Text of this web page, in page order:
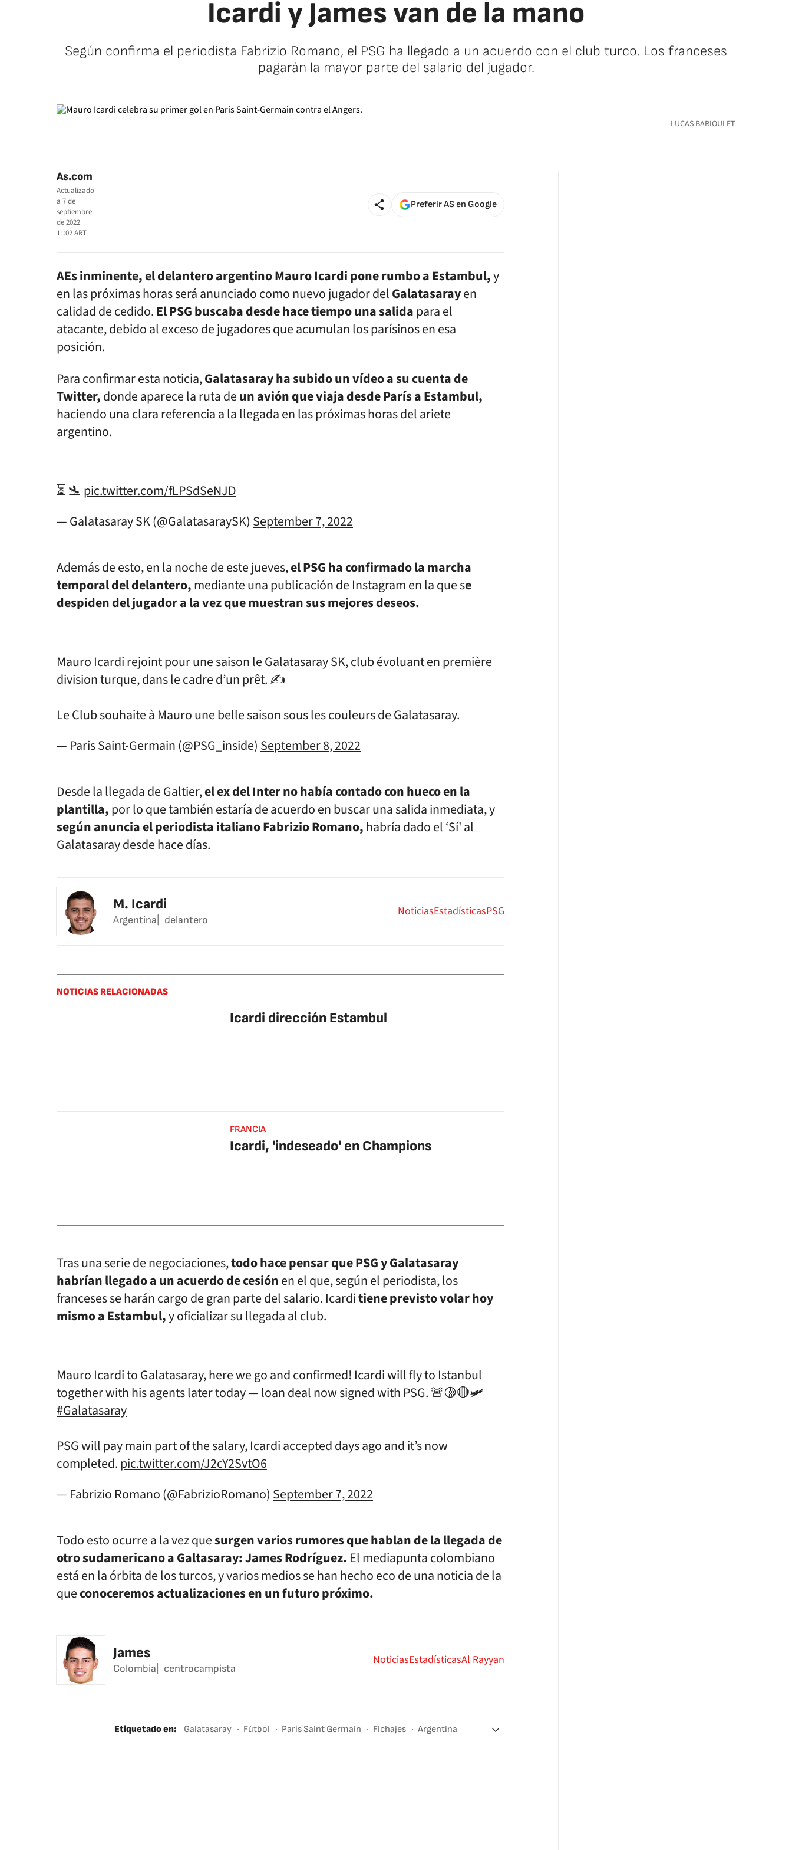
Icardi y James van de la mano
Según confirma el periodista Fabrizio Romano, el PSG ha llegado a un acuerdo con el club turco. Los franceses
pagarán la mayor parte del salario del jugador.
LUCAS BARIOULET
As.com
Actualizado
a 7 de
septiembre
de 2022
11:02ART
Preferir AS en Google
AEs inminente, el delantero argentino Mauro Icardi pone rumbo a Estambul,y
en las próximas horas será anunciado como nuevo jugador delGalatasarayen
calidad de cedido.El PSG buscaba desde hace tiempo una salidapara el
atacante, debido al exceso de jugadores que acumulan los parísinos en esa
posición.
Para confirmar esta noticia,Galatasaray ha subido un vídeo a su cuenta de
Twitter,donde aparece la ruta deun avión que viaja desde París a Estambul,
haciendo una clara referencia a la llegada en las próximas horas del ariete
argentino.
⏳ 🛬 pic.twitter.com/fLPSdSeNJD
— Galatasaray SK (@GalatasaraySK) September 7, 2022
Además de esto, en la noche de este jueves,el PSG ha confirmado la marcha
temporal del delantero,mediante una publicación de Instagram en la que se
despiden del jugador a la vez que muestran sus mejores deseos.
Mauro Icardi rejoint pour une saison le Galatasaray SK, club évoluant en première
division turque, dans le cadre d’un prêt. ✍️
Le Club souhaite à Mauro une belle saison sous les couleurs de Galatasaray.
— Paris Saint-Germain (@PSG_inside) September 8, 2022
Desde la llegada de Galtier,el ex del Inter no había contado con hueco en la
plantilla,por lo que también estaría de acuerdo en buscar una salida inmediata, y
según anuncia el periodista italiano Fabrizio Romano,habría dado el ‘Sí' al
Galatasaray desde hace días.
M. Icardi
Argentina delantero
NoticiasEstadísticasPSG
NOTICIAS RELACIONADAS
Icardi dirección Estambul
FRANCIA
Icardi, 'indeseado' en Champions
Tras una serie de negociaciones,todo hace pensar que PSG y Galatasaray
habrían llegado a un acuerdo de cesiónen el que, según el periodista, los
franceses se harán cargo de gran parte del salario. Icarditiene previsto volar hoy
mismo a Estambul,y oficializar su llegada al club.
Mauro Icardi to Galatasaray, here we go and confirmed! Icardi will fly to Istanbul
together with his agents later today — loan deal now signed with PSG. 🚨🟡🔴🛩
#Galatasaray
PSG will pay main part of the salary, Icardi accepted days ago and it’s now
completed.pic.twitter.com/J2cY2SvtO6
— Fabrizio Romano (@FabrizioRomano) September 7, 2022
Todo esto ocurre a la vez quesurgen varios rumores que hablan de la llegada de
otro sudamericano a Galtasaray: James Rodríguez. El mediapunta colombiano
está en la órbita de los turcos, y varios medios se han hecho eco de una noticia de la
queconoceremos actualizaciones en un futuro próximo.
James
Colombia centrocampista
NoticiasEstadísticasAl Rayyan
Etiquetado en: Galatasaray Fútbol París Saint Germain Fichajes
Argentina